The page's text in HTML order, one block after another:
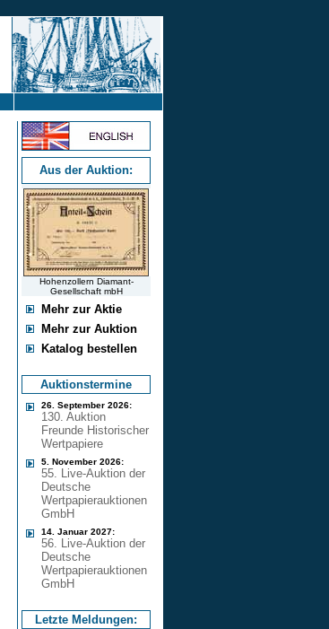
Aus der Auktion:
Hohenzollern Diamant-
Gesellschaft mbH
Mehr zur Aktie
Mehr zur Auktion
Katalog bestellen
Auktionstermine
26. September 2026:
130. Auktion
Freunde Historischer
Wertpapiere
5. November 2026:
55. Live-Auktion der
Deutsche
Wertpapierauktionen
GmbH
14. Januar 2027:
56. Live-Auktion der
Deutsche
Wertpapierauktionen
GmbH
Letzte Meldungen: